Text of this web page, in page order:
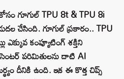
గూగుల్ TPU 8t & TPU 8i
చేసింది. గూగుల్ ప్రకారం.. TPU
కంప్యూటింగ్ శక్తిని
పరిమితులను దాటి AI
దీనికి ఉంది. ఇక ఈ కొత్త చిప్స్